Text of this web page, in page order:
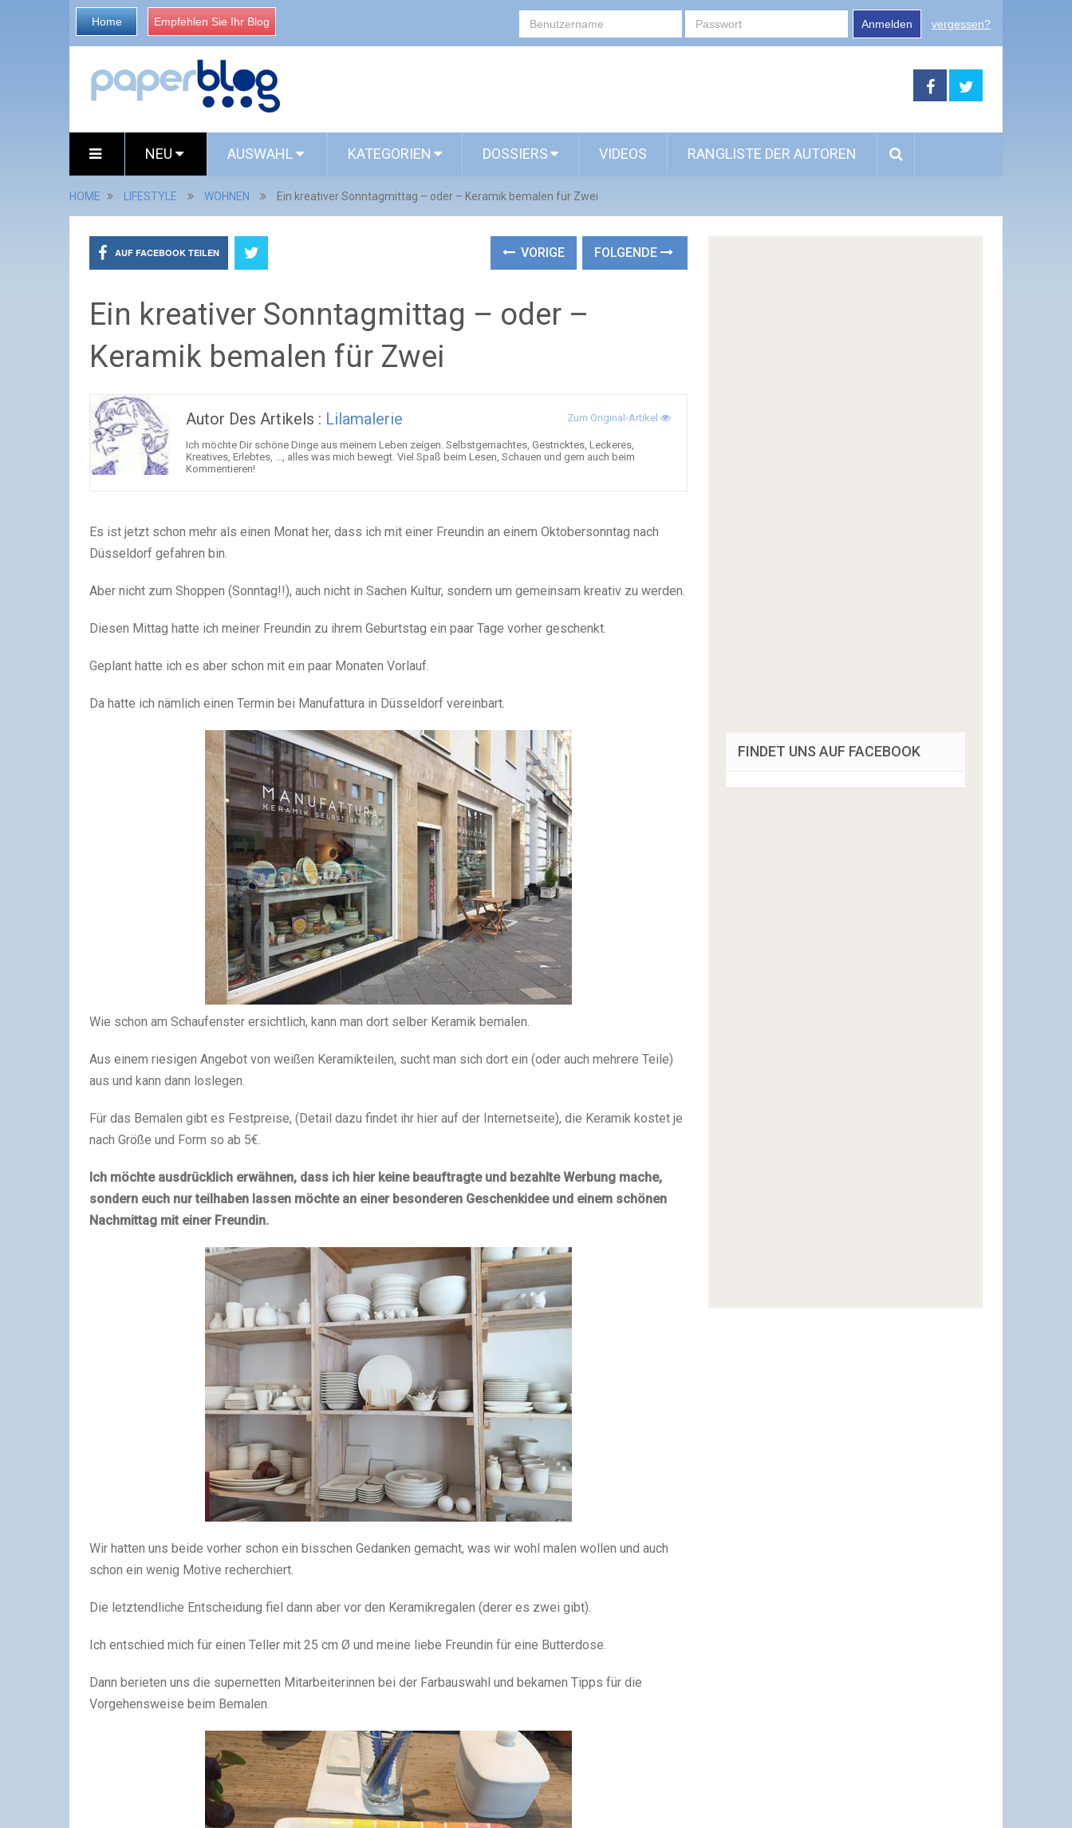
Home Empfehlen Sie Ihr Blog Anmelden vergessen?
NEU AUSWAHL KATEGORIEN DOSSIERS VIDEOS RANGLISTE DER AUTOREN
HOME LIFESTYLE WOHNEN Ein kreativer Sonntagmittag – oder – Keramik bemalen für Zwei
AUF FACEBOOK TEILEN VORIGE FOLGENDE
Ein kreativer Sonntagmittag – oder –
Keramik bemalen für Zwei
Autor Des Artikels : Lilamalerie Zum Original-Artikel
Ich möchte Dir schöne Dinge aus meinem Leben zeigen. Selbstgemachtes, Gestricktes, Leckeres,
Kreatives, Erlebtes, ..., alles was mich bewegt. Viel Spaß beim Lesen, Schauen und gern auch beim
Kommentieren!
Es ist jetzt schon mehr als einen Monat her, dass ich mit einer Freundin an einem Oktobersonntag nach
Düsseldorf gefahren bin.
Aber nicht zum Shoppen (Sonntag!!), auch nicht in Sachen Kultur, sondern um gemeinsam kreativ zu werden.
Diesen Mittag hatte ich meiner Freundin zu ihrem Geburtstag ein paar Tage vorher geschenkt.
Geplant hatte ich es aber schon mit ein paar Monaten Vorlauf.
Da hatte ich nämlich einen Termin bei Manufattura in Düsseldorf vereinbart.
Wie schon am Schaufenster ersichtlich, kann man dort selber Keramik bemalen.
Aus einem riesigen Angebot von weißen Keramikteilen, sucht man sich dort ein (oder auch mehrere Teile)
aus und kann dann loslegen.
Für das Bemalen gibt es Festpreise, (Detail dazu findet ihr hier auf der Internetseite), die Keramik kostet je
nach Größe und Form so ab 5€.
Ich möchte ausdrücklich erwähnen, dass ich hier keine beauftragte und bezahlte Werbung mache,
sondern euch nur teilhaben lassen möchte an einer besonderen Geschenkidee und einem schönen
Nachmittag mit einer Freundin.
Wir hatten uns beide vorher schon ein bisschen Gedanken gemacht, was wir wohl malen wollen und auch
schon ein wenig Motive recherchiert.
Die letztendliche Entscheidung fiel dann aber vor den Keramikregalen (derer es zwei gibt).
Ich entschied mich für einen Teller mit 25 cm Ø und meine liebe Freundin für eine Butterdose.
Dann berieten uns die supernetten Mitarbeiterinnen bei der Farbauswahl und bekamen Tipps für die
Vorgehensweise beim Bemalen.
FINDET UNS AUF FACEBOOK